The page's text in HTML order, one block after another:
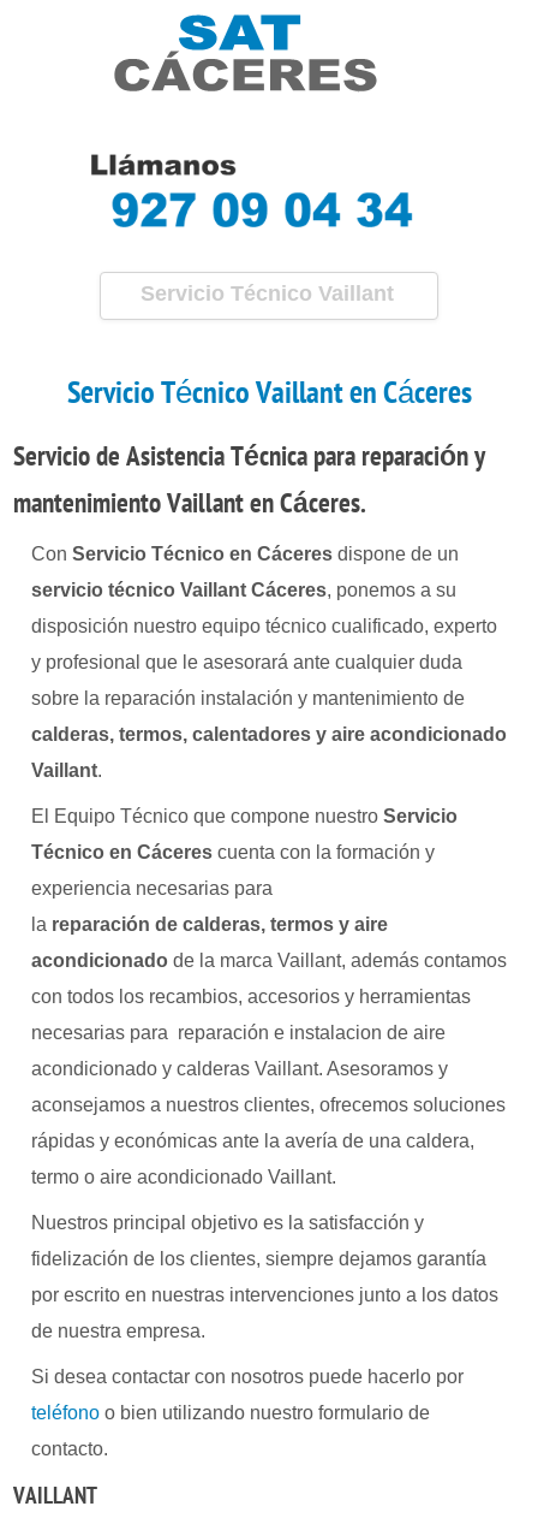
Servicio Técnico Vaillant
Servicio Técnico Vaillant en Cáceres
Servicio de Asistencia Técnica para reparacióny
mantenimientoVaillant en Cáceres.
Con Servicio Técnico en Cáceres dispone de un
servicio técnico Vaillant Cáceres, ponemos a su
disposición nuestro equipo técnico cualificado, experto
y profesional que le asesorará ante cualquier duda
sobre la reparación instalación y mantenimiento de
calderas, termos, calentadores y aire acondicionado
Vaillant.
El Equipo Técnico que compone nuestro Servicio
Técnico en Cáceres cuenta con la formación y
experiencia necesarias para
la reparación de calderas, termos y aire
acondicionado de la marca Vaillant, además contamos
con todos los recambios, accesorios y herramientas
necesarias para reparación e instalacion de aire
acondicionado y calderas Vaillant. Asesoramos y
aconsejamos a nuestros clientes, ofrecemos soluciones
rápidas y económicas ante la avería de una caldera,
termo o aire acondicionado Vaillant.
Nuestros principal objetivo es la satisfacción y
fidelización de los clientes, siempre dejamos garantía
por escrito en nuestras intervenciones junto a los datos
de nuestra empresa.
Si desea contactar con nosotros puede hacerlo por
teléfono o bien utilizando nuestro formulario de
contacto.
VAILLANT